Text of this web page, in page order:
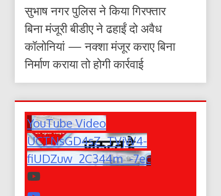
सुभाष नगर पुलिस ने किया गिरफ्तार
बिना मंजूरी बीडीए ने ढहाईं दो अवैध
कॉलोनियां — नक्शा मंजूर कराए बिना
निर्माण कराया तो होगी कार्रवाई
YouTube Video
UCTNsGD4sZ_TVjW4-
fiUDZuw_2C344m_-7ec